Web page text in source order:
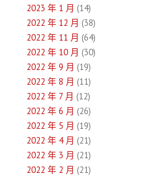
2023 年 1 月 (14)
2022 年 12 月 (38)
2022 年 11 月 (64)
2022 年 10 月 (30)
2022 年 9 月 (19)
2022 年 8 月 (11)
2022 年 7 月 (12)
2022 年 6 月 (26)
2022 年 5 月 (19)
2022 年 4 月 (21)
2022 年 3 月 (21)
2022 年 2 月 (21)